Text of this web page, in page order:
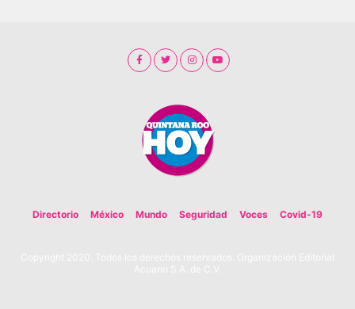
Directorio México Mundo Seguridad Voces Covid-19